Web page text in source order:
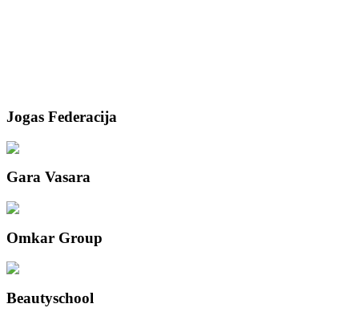
Jogas Federacija
Gara Vasara
Omkar Group
Beautyschool